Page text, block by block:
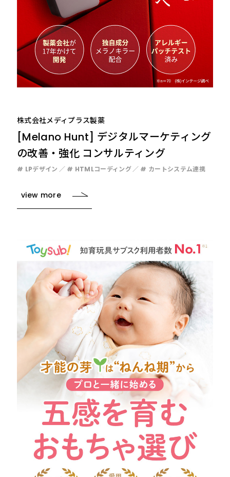
株式会社メディプラス製薬
[Melano Hunt] デジタルマーケティング
の改善・強化 コンサルティング
# LPデザイン # HTMLコーディング # カートシステム連携
view more